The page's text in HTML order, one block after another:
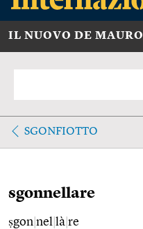
IL NUOVO DE MAURO
SGONFIOTTO
sgonnellare
ṣgon nel là re